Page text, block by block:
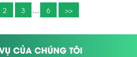
2 3 … 6 >>
CỦA CHÚNG TÔI